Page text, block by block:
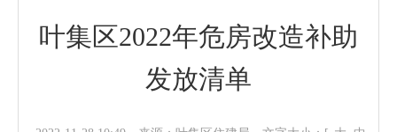
叶集区2022年危房改造补助
发放清单